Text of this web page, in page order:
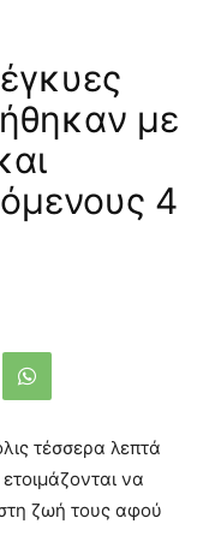
με
4
τέσσερα λεπτά
να
ζωή τους αφού